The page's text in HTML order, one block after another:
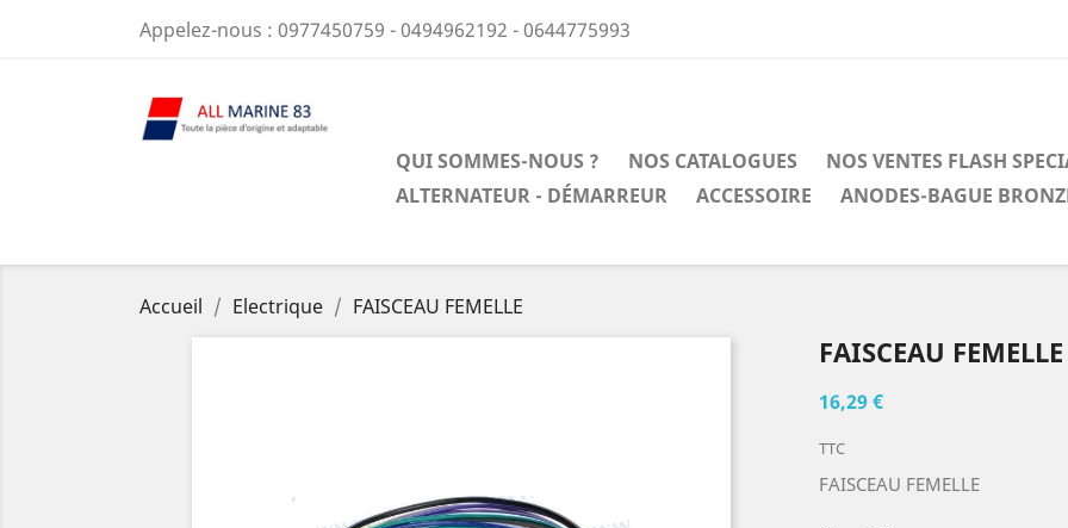
Appelez-nous : 0977450759 - 0494962192 - 0644775993
QUI SOMMES-NOUS ? NOS CATALOGUES
NOS VENTES FLASH
ALTERNATEUR - DÉMARREUR
ACCESSOIRE ANODES-BAGUE
Accueil Electrique FAISCEAU FEMELLE
FAISCEAU FEMELLE
16,29 €
TTC
FAISCEAU FEMELLE